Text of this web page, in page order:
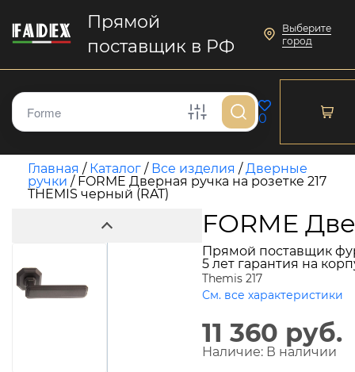
Прямой
поставщик в РФ
Выберите
город
0
Главная / Каталог / Все изделия /Дверные
ручки / FORME Дверная ручка на розетке 217
THEMIS черный (RAT)
FORME
Прямой поставщик
5 лет гарантия на
Themis 217
См. все характеристики
11 360 руб.
Наличие: В наличии